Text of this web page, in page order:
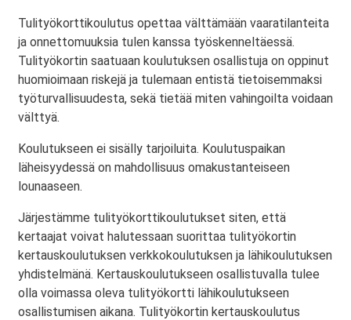
Tulityökorttikoulutus opettaa välttämään vaaratilanteita
ja onnettomuuksia tulen kanssa työskenneltäessä.
Tulityökortin saatuaan koulutuksen osallistuja on oppinut
huomioimaan riskejä ja tulemaan entistä tietoisemmaksi
työturvallisuudesta, sekä tietää miten vahingoilta voidaan
välttyä.
Koulutukseen ei sisälly tarjoiluita. Koulutuspaikan
läheisyydessä on mahdollisuus omakustanteiseen
lounaaseen.
Järjestämme tulityökorttikoulutukset siten, että
kertaajat voivat halutessaan suorittaa tulityökortin
kertauskoulutuksen verkkokoulutuksen ja lähikoulutuksen
yhdistelmänä. Kertauskoulutukseen osallistuvalla tulee
olla voimassa oleva tulityökortti lähikoulutukseen
osallistumisen aikana. Tulityökortin kertauskoulutus